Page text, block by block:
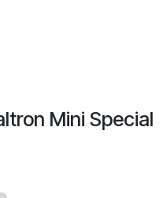
Mini Special